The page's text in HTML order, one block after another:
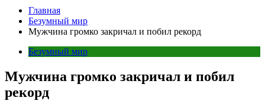
Главная
Безумный мир
Мужчина громко закричал и побил рекорд
Безумный мир
Мужчина громко закричал и побил
рекорд